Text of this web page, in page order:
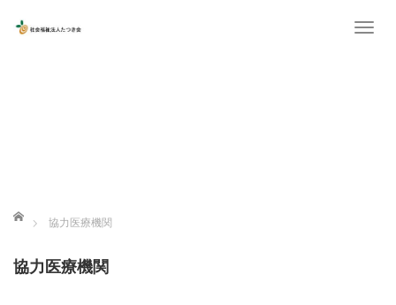
T
ホーム
協力医療機関
協力医療機関